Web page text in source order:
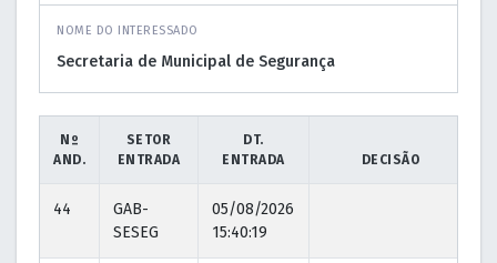
NOME DO INTERESSADO
Nº
AND.
SETOR
ENTRADA
DT.
ENTRADA
DECISÃO
44
GAB-
SESEG
05/08/2026
15:40:19